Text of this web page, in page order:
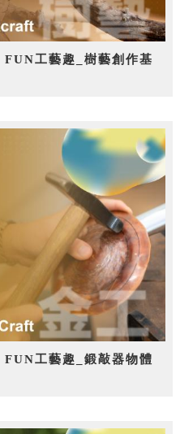
工藝趣_樹藝創作基
工藝趣_鍛敲器物體